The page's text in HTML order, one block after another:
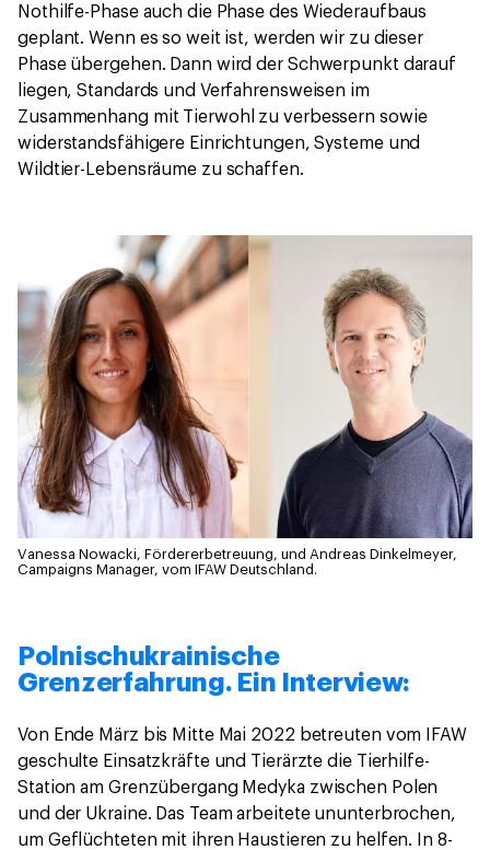
Nothilfe-Phase auch die Phase des Wiederaufbaus
geplant. Wenn es so weit ist, werden wir zu dieser
Phase übergehen. Dann wird der Schwerpunkt darauf
liegen, Standards und Verfahrensweisen im
Zusammenhang mit Tierwohl zu verbessern sowie
widerstandsfähigere Einrichtungen, Systeme und
Wildtier-Lebensräume zu schaffen.
Vanessa Nowacki, Fördererbetreuung, und Andreas Dinkelmeyer,
Campaigns Manager, vom IFAW Deutschland.
Polnischukrainische
Grenzerfahrung. Ein Interview:
Von Ende März bis Mitte Mai 2022 betreuten vom IFAW
geschulte Einsatzkräfte und Tierärzte die Tierhilfe-
Station am Grenzübergang Medyka zwischen Polen
und der Ukraine. Das Team arbeitete ununterbrochen,
um Geflüchteten mit ihren Haustieren zu helfen. In 8-